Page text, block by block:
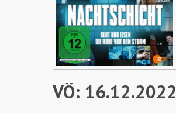
VÖ: 16.12.2022